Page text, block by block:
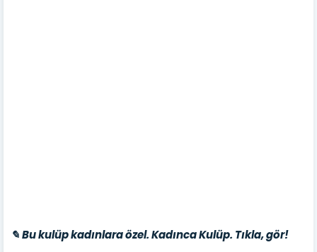
✎ Bu kulüp kadınlara özel. Kadınca Kulüp. Tıkla, gör!